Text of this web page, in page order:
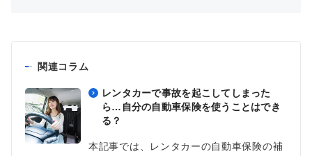
関連コラム
レンタカーで事故を起こしてしまった
ら…自分の自動車保険を使うことはでき
る？
本記事では、レンタカーの自動車保険の補